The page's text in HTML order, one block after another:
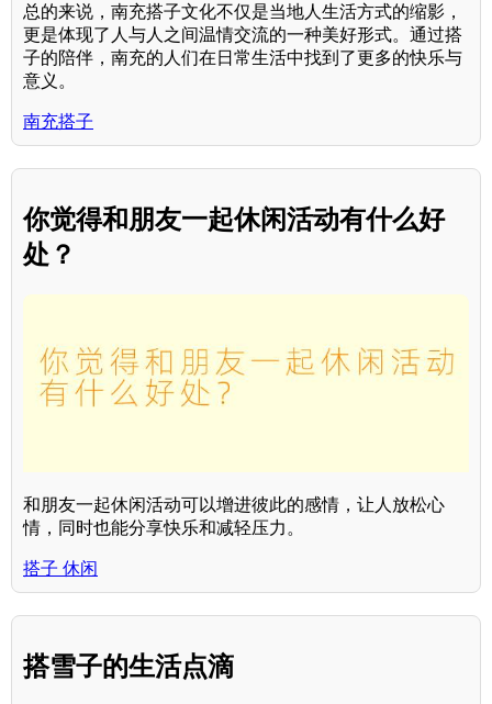
总的来说，南充搭子文化不仅是当地人生活方式的缩影，
更是体现了人与人之间温情交流的一种美好形式。通过搭
子的陪伴，南充的人们在日常生活中找到了更多的快乐与
意义。
南充搭子
你觉得和朋友一起休闲活动有什么好
处？
和朋友一起休闲活动可以增进彼此的感情，让人放松心
情，同时也能分享快乐和减轻压力。
搭子 休闲
搭雪子的生活点滴